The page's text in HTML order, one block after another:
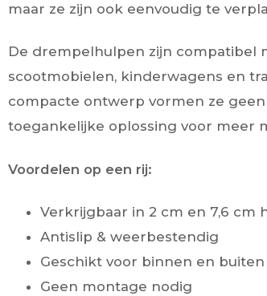
maar ze zijn ook eenvoudig te
De drempelhulpen zijn compatibel
scootmobielen, kinderwagens en
compacte ontwerp vormen ze
toegankelijke oplossing voor meer
Voordelen op een rij:
Verkrijgbaar in 2 cm en 7,6 cm
Antislip & weerbestendig
Geschikt voor binnen en buiten
Geen montage nodig